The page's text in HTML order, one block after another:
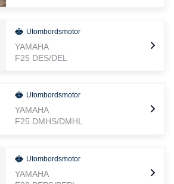
Utombordsmotor
YAMAHA
F25 DES/DEL
Utombordsmotor
YAMAHA
F25 DMHS/DMHL
Utombordsmotor
YAMAHA